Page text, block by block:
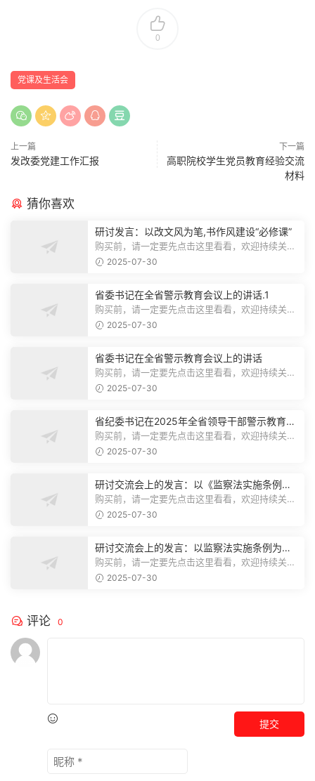
0
党课及生活会
上一篇
发改委党建工作汇报
下一篇
高职院校学生党员教育经验交流
材料
猜你喜欢
研讨发言：以改文风为笔,书作风建设“必修课”
购买前，请一定要先点击这里看看，欢迎持续关
注，精彩模板每天推送预览结束，本文...
2025-07-30
省委书记在全省警示教育会议上的讲话.1
购买前，请一定要先点击这里看看，欢迎持续关
注，精彩模板每天推送预览结束，本文...
2025-07-30
省委书记在全省警示教育会议上的讲话
购买前，请一定要先点击这里看看，欢迎持续关
注，精彩模板每天推送预览结束，本文...
2025-07-30
省纪委书记在2025年全省领导干部警示教育会
上的讲话.1
购买前，请一定要先点击这里看看，欢迎持续关
注，精彩模板每天推送预览结束，本文...
2025-07-30
研讨交流会上的发言：以《监察法实施条例》
为纲,推动巡察工作高质量发展
购买前，请一定要先点击这里看看，欢迎持续关
注，精彩模板每天推送预览结束，本文...
2025-07-30
研讨交流会上的发言：以监察法实施条例为纲
推动巡察工作高质量发展
购买前，请一定要先点击这里看看，欢迎持续关
注，精彩模板每天推送预览结束，本文...
2025-07-30
评论 0
提交